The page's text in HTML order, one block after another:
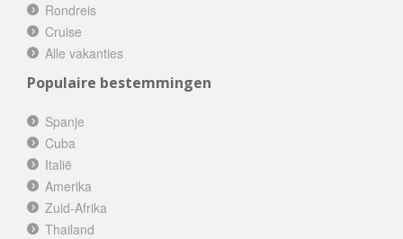
Rondreis
Cruise
Alle vakanties
Populaire bestemmingen
Spanje
Cuba
Italië
Amerika
Zuid-Afrika
Thailand